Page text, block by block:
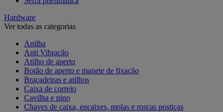
Hardware
Ver todas as categorias
Anilha
Anti Vibração
Atilho de aperto
Botão de aperto e manete de fixação
Braçadeiras e atilhos
Caixa de correio
Cavilha e pino
Chaves de caixa, encaixes, molas e roscas postiças